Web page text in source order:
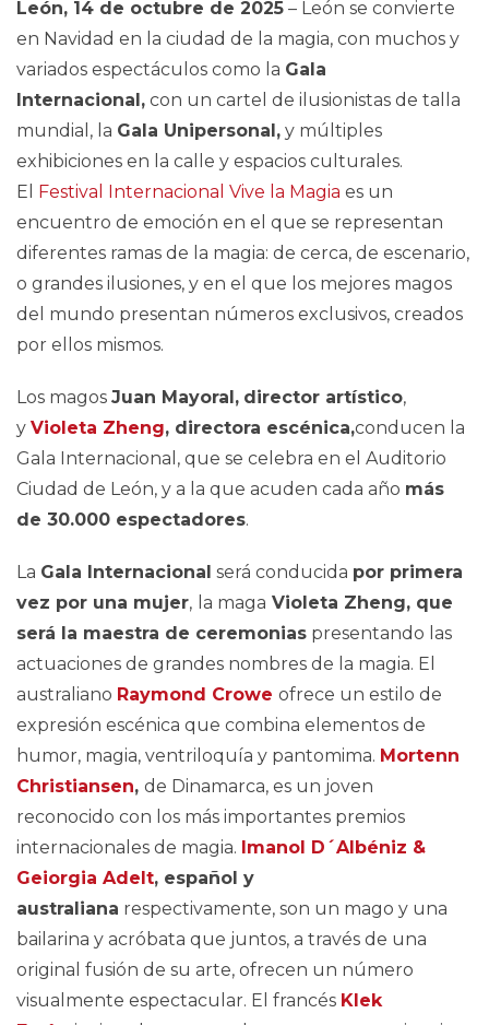
León, 14 de octubre de 2025 – León se convierte
en Navidad en la ciudad de la magia, con muchos y
variados espectáculos como la Gala
Internacional, con un cartel de ilusionistas de talla
mundial, la Gala Unipersonal, y múltiples
exhibiciones en la calle y espacios culturales.
El
Festival Internacional Vive la Magia es un
encuentro de emoción en el que se representan
diferentes ramas de la magia: de cerca, de escenario,
o grandes ilusiones, y en el que los mejores magos
del mundo presentan números exclusivos, creados
por ellos mismos.
Los magos Juan Mayoral, director artístico,
y Violeta Zheng, directora escénica,conducen la
Gala Internacional, que se celebra en el Auditorio
Ciudad de León, y a la que acuden cada año más
de 30.000 espectadores.
La Gala Internacional será conducida por primera
vez por una mujer, la maga Violeta Zheng, que
será la maestra de ceremonias presentando las
actuaciones de grandes nombres de la magia. El
australiano Raymond Crowe ofrece un estilo de
expresión escénica que combina elementos de
humor, magia, ventriloquía y pantomima. Mortenn
Christiansen, de Dinamarca, es un joven
reconocido con los más importantes premios
internacionales de magia. Imanol D´Albéniz &
Geiorgia Adelt, español y
australiana respectivamente, son un mago y una
bailarina y acróbata que juntos, a través de una
original fusión de su arte, ofrecen un número
visualmente espectacular. El francés Klek